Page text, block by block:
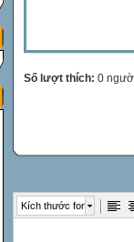
Số lượt thích: 0
Kích thước font